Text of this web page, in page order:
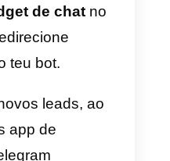
Telegram, basta
curtas:
conversa com
fazê-lo com o